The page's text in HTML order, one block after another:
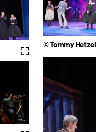
© Tommy Hetzel
Vollbild